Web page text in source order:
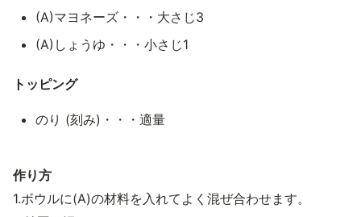
(A)マヨネーズ・・・大さじ3
(A)しょうゆ・・・小さじ1
トッピング
のり (刻み)・・・適量
作り方
1.ボウルに(A)の材料を入れてよく混ぜ合わせます。